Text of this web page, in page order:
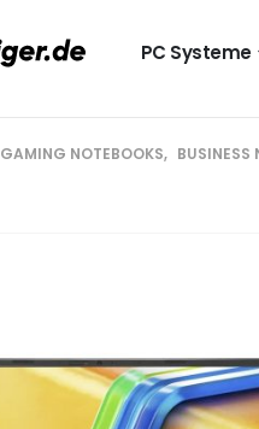
PC Systeme
GAMING NOTEBOOKS, BUSINESS